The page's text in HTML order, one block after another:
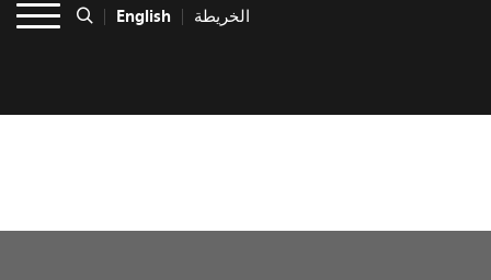
الخريطة English